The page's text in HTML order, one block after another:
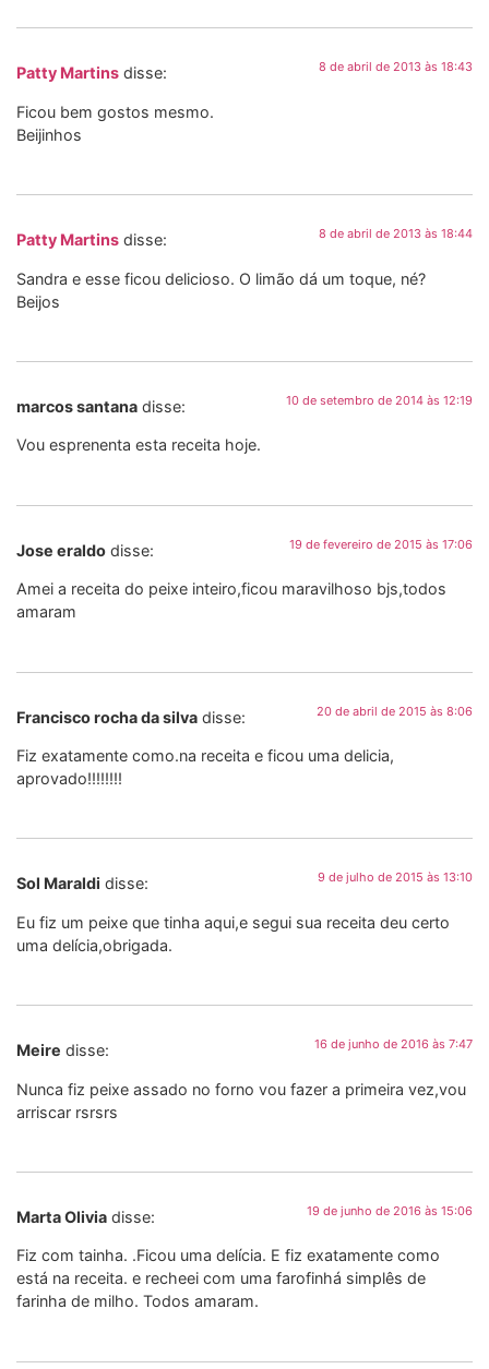
Patty Martins disse: 8 de abril de 2013 às 18:43
Ficou bem gostos mesmo.
Beijinhos
Patty Martins disse: 8 de abril de 2013 às 18:44
Sandra e esse ficou delicioso. O limão dá um toque, né?
Beijos
marcos santana disse: 10 de setembro de 2014 às 12:19
Vou esprenenta esta receita hoje.
Jose eraldo disse: 19 de fevereiro de 2015 às 17:06
Amei a receita do peixe inteiro,ficou maravilhoso bjs,todos
amaram
Francisco rocha da silva disse: 20 de abril de 2015 às 8:06
Fiz exatamente como.na receita e ficou uma delicia,
aprovado!!!!!!!!
Sol Maraldi disse: 9 de julho de 2015 às 13:10
Eu fiz um peixe que tinha aqui,e segui sua receita deu certo
uma delícia,obrigada.
Meire disse: 16 de junho de 2016 às 7:47
Nunca fiz peixe assado no forno vou fazer a primeira vez,vou
arriscar rsrsrs
Marta Olivia disse: 19 de junho de 2016 às 15:06
Fiz com tainha. .Ficou uma delícia. E fiz exatamente como
está na receita. e recheei com uma farofinhá simplês de
farinha de milho. Todos amaram.